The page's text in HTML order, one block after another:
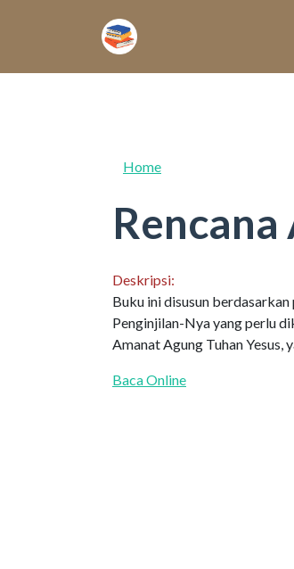
Home
Deskripsi:
Buku ini disusun
Penginjilan-Nya yang perlu
Amanat Agung Tuhan
Baca Online